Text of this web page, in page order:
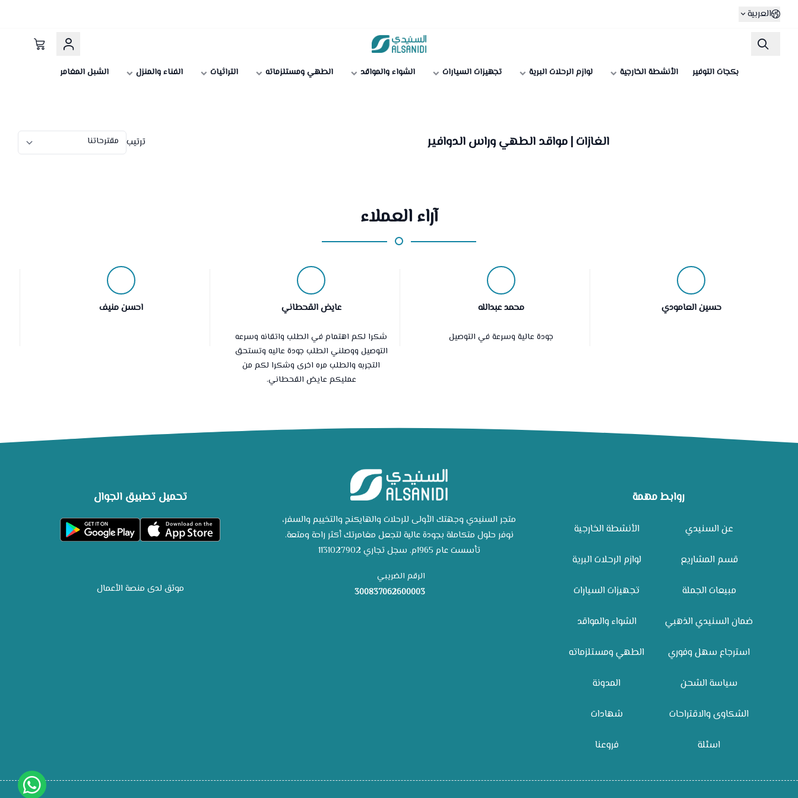
العربية
متجر السنيدي
بكجات التوفير الأنشطة الخارجية لوازم الرحلات البرية تجهيزات السيارات الشواء والمواقد الطهي ومستلزماته التراثيات الفناء والمنزل الشبل المغامر
الغازات | مواقد الطهي وراس الدوافير ترتيب
آراء العملاء
حسين العامودي محمد عبدالله
جودة عالية وسرعة في التوصيل
عايض القحطاني
شكرا لكم اهتمام في الطلب واتقانه وسرعه
التوصيل ووصلني الطلب جودة عاليه وتستحق
التجربه والطلب مره اخرى وشكرا لكم من
عمليكم عايض القحطاني.
احسن منيف
روابط مهمة
عن السنيدي
قسم المشاريع
مبيعات الجملة
ضمان السنيدي الذهبي
استرجاع سهل وفوري
سياسة الشحن
الشكاوى والاقتراحات
اسئلة
الأنشطة الخارجية
لوازم الرحلات البرية
تجهيزات السيارات
الشواء والمواقد
الطهي ومستلزماته
المدونة
شهادات
فروعنا
متجر السنيدي وجهتك الأولى للرحلات والهايكنج والتخييم والسفر،
نوفر حلول متكاملة بجودة عالية لتجعل مغامرتك أكثر راحة ومتعة.
تأسست عام 1965م. سجل تجاري 1131027902
الرقم الضريبي
300837062600003
تحميل تطبيق الجوال
موثق لدى منصة الأعمال